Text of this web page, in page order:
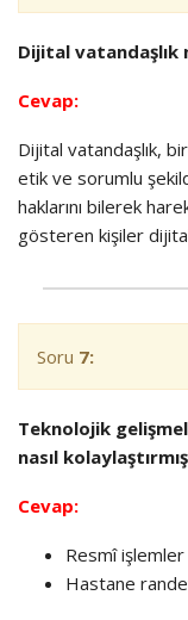
Dijital vatandaşlık
Cevap:
Dijital vatandaşlık,
etik ve sorumlu
haklarını bilerek
gösteren kişiler
Soru 7:
Teknolojik
nasıl
Cevap:
Resmî
Hastane